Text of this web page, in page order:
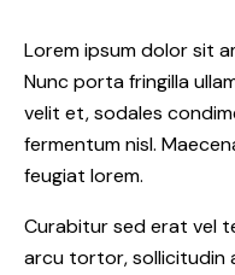
Lorem ipsum dolor sit
Nunc porta fringilla
velit et, sodales
fermentum nisl.
feugiat lorem.
Curabitur sed erat vel
arcu tortor, sollicitudin